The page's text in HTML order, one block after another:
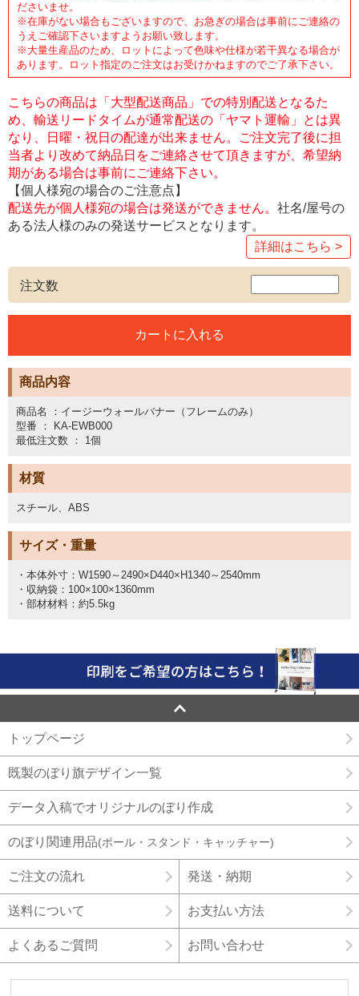
ださいませ。
※在庫がない場合もございますので、お急ぎの場合は事前にご連絡の
うえご確認下さいますようお願い致します。
※大量生産品のため、ロットによって色味や仕様が若干異なる場合が
あります。ロット指定のご注文はお受けかねますのでご了承下さい。
こちらの商品は「大型配送商品」での特別配送となるた
め、輸送リードタイムが通常配送の「ヤマト運輸」とは異
なり、日曜・祝日の配達が出来ません。ご注文完了後に担
当者より改めて納品日をご連絡させて頂きますが、希望納
期がある場合は事前にご連絡下さい。
【個人様宛の場合のご注意点】
配送先が個人様宛の場合は発送ができません。 社名/屋号の
ある法人様のみの発送サービスとなります。
詳細はこちら >
注文数
商品内容
商品名 ：イージーウォールバナー（フレームのみ）
型番 ： KA-EWB000
最低注文数 ： 1個
材質
スチール、ABS
サイズ・重量
・本体外寸：W1590～2490×D440×H1340～2540mm
・収納袋：100×100×1360mm
・部材材料：約5.5kg
トップページ
既製のぼり旗デザイン一覧
データ入稿でオリジナルのぼり作成
のぼり関連用品(ポール・スタンド・キャッチャー)
ご注文の流れ 発送・納期
送料について お支払い方法
よくあるご質問 お問い合わせ